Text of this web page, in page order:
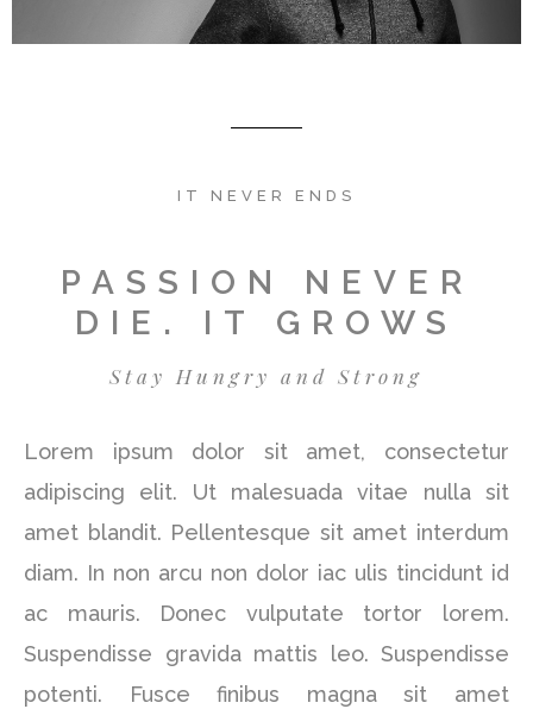
IT NEVER ENDS
PASSION NEVER
DIE. IT GROWS
Stay Hungry and Strong
Lorem ipsum dolor sit amet, consectetur
adipiscing elit. Ut malesuada vitae nulla sit
amet blandit. Pellentesque sit amet interdum
diam. In non arcu non dolor iac ulis tincidunt id
ac mauris. Donec vulputate tortor lorem.
Suspendisse gravida mattis leo. Suspendisse
potenti. Fusce finibus magna sit amet